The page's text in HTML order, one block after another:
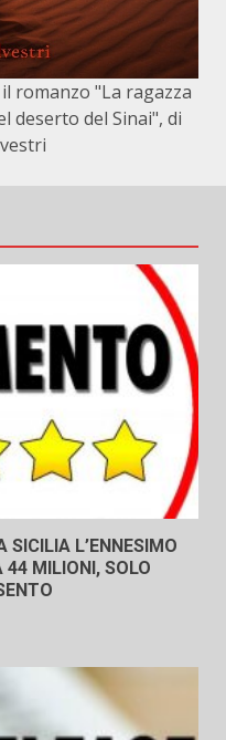
romanzo "La ragazza
deserto del Sinai", di
SICILIA L’ENNESIMO
44 MILIONI, SOLO